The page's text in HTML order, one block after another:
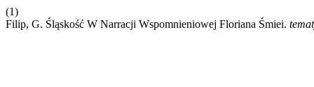
(1)
Filip, G. Śląskość W Narracji Wspomnieniowej Floriana Śmiei.